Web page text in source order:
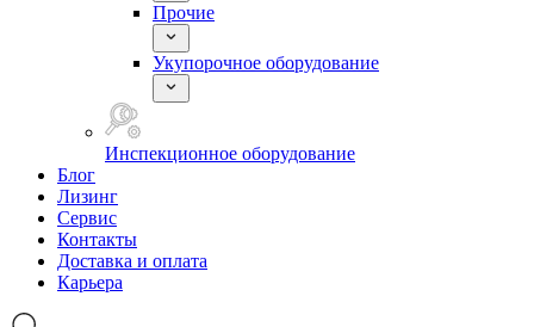
Прочие
Укупорочное оборудование
Инспекционное оборудование
Блог
Лизинг
Сервис
Контакты
Доставка и оплата
Карьера